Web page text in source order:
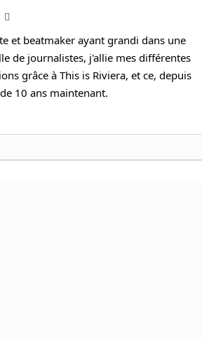
et beatmaker ayant grandi dans une
de journalistes, j'allie mes différentes
grâce à This is Riviera, et ce, depuis
10 ans maintenant.